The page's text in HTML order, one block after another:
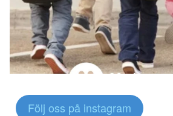
Följ oss på instagram